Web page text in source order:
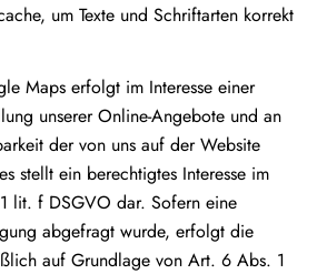
um Texte und Schriftarten korrekt
Maps erfolgt im Interesse einer
unserer Online-Angebote und an
der von uns auf der Website
stellt ein berechtigtes Interesse im
lit. f DSGVO dar. Sofern eine
abgefragt wurde, erfolgt die
auf Grundlage von Art. 6 Abs. 1